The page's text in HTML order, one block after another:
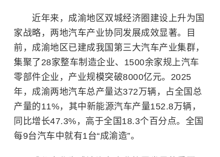
近年来，成渝地区双城经济圈建设上升为国
家战略，两地汽车产业协同发展成效显著。目
前，成渝地区已建成我国第三大汽车产业集群，
集聚了28家整车制造企业、1500余家规上汽车
零部件企业，产业规模突破8000亿元。2025
年，成渝两地汽车总产量达372万辆，占全国总
产量的11%，其中新能源汽车产量152.8万辆，
同比增长47.3%，高于全国18.3个百分点。全国
每9台汽车中就有1台“成渝造”。